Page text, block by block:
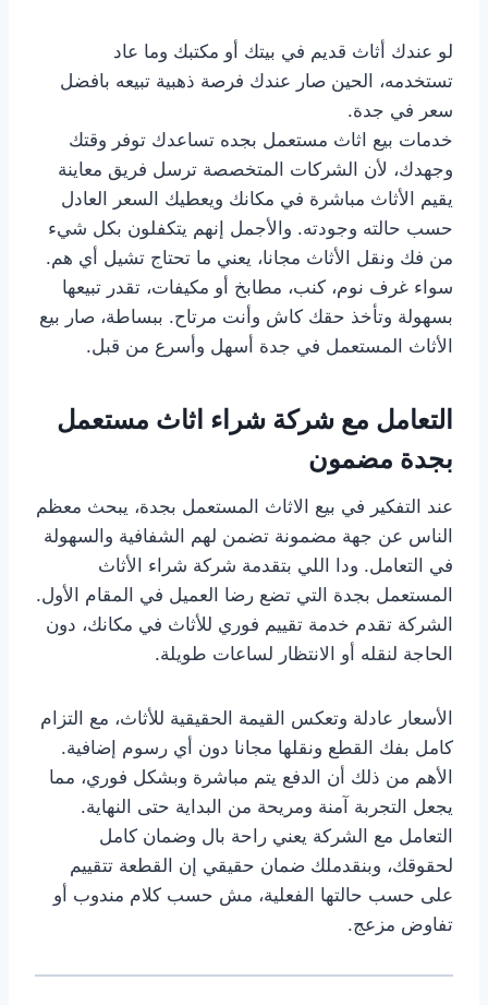
لو عندك أثاث قديم في بيتك أو مكتبك وما عاد
تستخدمه، الحين صار عندك فرصة ذهبية تبيعه بافضل
سعر في جدة.
خدمات بيع اثاث مستعمل بجده تساعدك توفر وقتك
وجهدك، لأن الشركات المتخصصة ترسل فريق معاينة
يقيم الأثاث مباشرة في مكانك ويعطيك السعر العادل
حسب حالته وجودته. والأجمل إنهم يتكفلون بكل شيء
من فك ونقل الأثاث مجانا، يعني ما تحتاج تشيل أي هم.
سواء غرف نوم، كنب، مطابخ أو مكيفات، تقدر تبيعها
بسهولة وتأخذ حقك كاش وأنت مرتاح. ببساطة، صار بيع
الأثاث المستعمل في جدة أسهل وأسرع من قبل.
التعامل مع شركة شراء اثاث مستعمل
بجدة مضمون
عند التفكير في بيع الاثاث المستعمل بجدة، يبحث معظم
الناس عن جهة مضمونة تضمن لهم الشفافية والسهولة
في التعامل. ودا اللي بتقدمة شركة شراء الأثاث
المستعمل بجدة التي تضع رضا العميل في المقام الأول.
الشركة تقدم خدمة تقييم فوري للأثاث في مكانك، دون
الحاجة لنقله أو الانتظار لساعات طويلة.
الأسعار عادلة وتعكس القيمة الحقيقية للأثاث، مع التزام
كامل بفك القطع ونقلها مجانا دون أي رسوم إضافية.
الأهم من ذلك أن الدفع يتم مباشرة وبشكل فوري، مما
يجعل التجربة آمنة ومريحة من البداية حتى النهاية.
التعامل مع الشركة يعني راحة بال وضمان كامل
لحقوقك، وبنقدملك ضمان حقيقي إن القطعة تتقييم
على حسب حالتها الفعلية، مش حسب كلام مندوب أو
تفاوض مزعج.